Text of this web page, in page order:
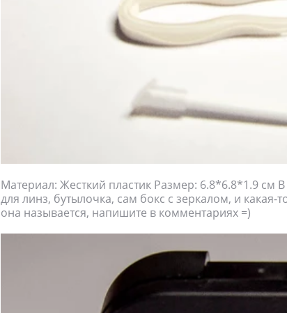
Материал: Жесткий пластик Размер: 6.8*6.8*1.9 см
для линз, бутылочка, сам бокс с зеркалом, и какая-
она называется, напишите в комментариях =)